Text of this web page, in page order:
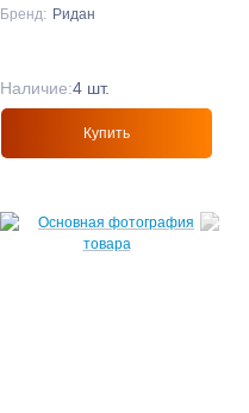
Бренд: Ридан
Наличие:4 шт.
Купить